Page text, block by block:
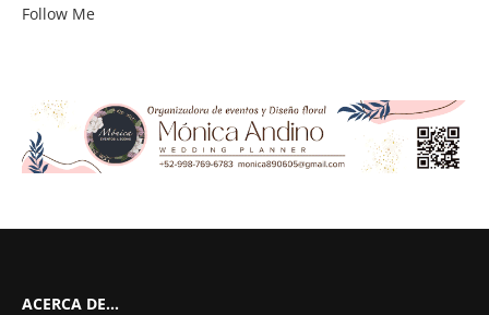
Follow Me
ACERCA DE…